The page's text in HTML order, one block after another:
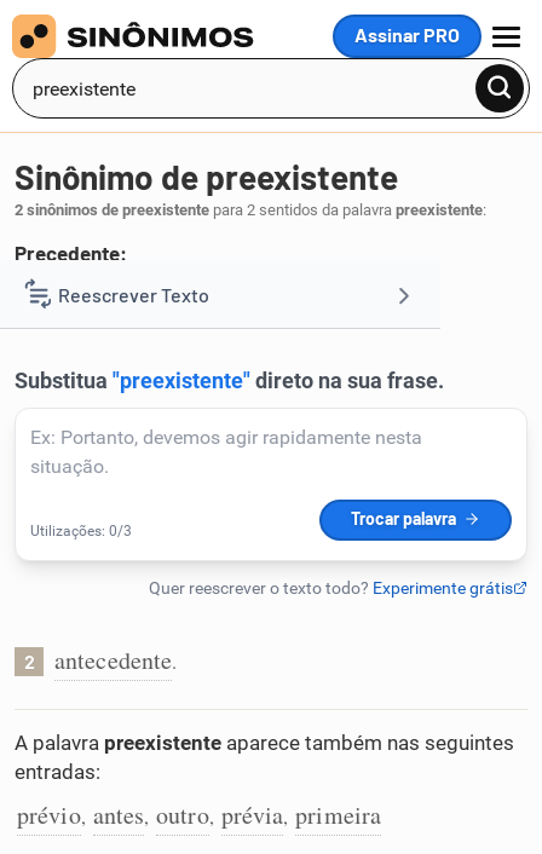
Assinar PRO
MENU
Reescrever Texto
Corrigir Texto
Humanizador de IA
Conexões
Caça-palavras
Sinônimo de preexistente
2 sinônimos de preexistente para 2 sentidos da palavra preexistente:
Precedente:
1 primeiro.
2 antecedente.
A palavra preexistente aparece também nas seguintes
entradas:
prévio, antes, outro, prévia, primeira